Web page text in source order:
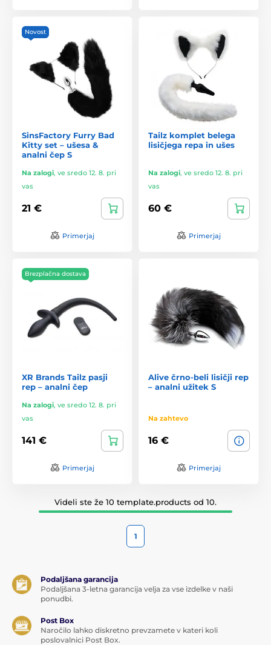
Novost
SinsFactory Furry Bad
Kitty set – ušesa &
analni čep S
Na zalogi, ve sredo 12. 8. pri
vas
21 €
Primerjaj
Tailz komplet belega
lisičjega repa in ušes
Na zalogi, ve sredo 12. 8. pri
vas
60 €
Primerjaj
Brezplačna dostava
XR Brands Tailz pasji
rep – analni čep
Na zalogi, ve sredo 12. 8. pri
vas
141 €
Primerjaj
Alive črno-beli lisičji rep
– analni užitek S
Na zahtevo
16 €
Primerjaj
Videli ste že 10 template.products od 10.
1
Podaljšana garancija
Podaljšana 3-letna garancija velja za vse izdelke v naši
ponudbi.
Post Box
Naročilo lahko diskretno prevzamete v kateri koli
poslovalnici Post Box.